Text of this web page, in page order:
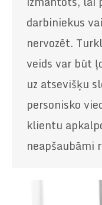
darbiniekus
nervozēt.
veids var būt
uz atsevišķu
personisko
klientu
neapšaubāmi